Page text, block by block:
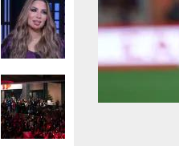
060801.jpeg
060802.jpg